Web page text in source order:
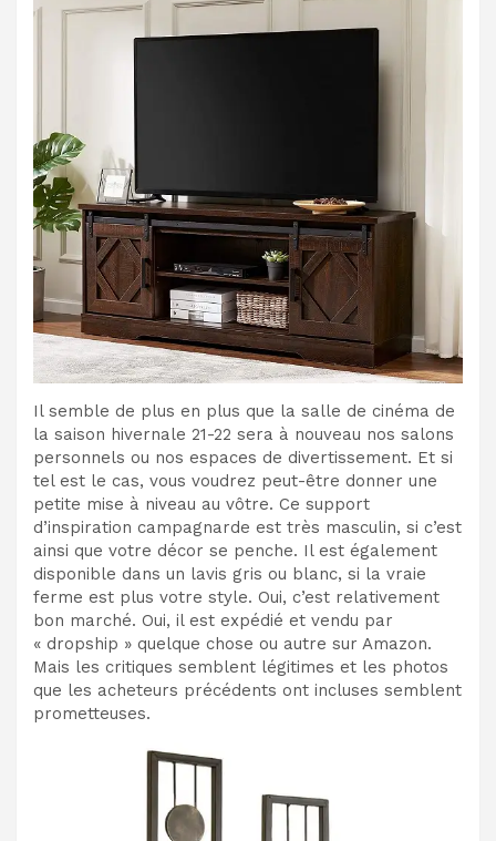
Il semble de plus en plus que la salle de cinéma de
la saison hivernale 21-22 sera à nouveau nos salons
personnels ou nos espaces de divertissement. Et si
tel est le cas, vous voudrez peut-être donner une
petite mise à niveau au vôtre. Ce support
d’inspiration campagnarde est très masculin, si c’est
ainsi que votre décor se penche. Il est également
disponible dans un lavis gris ou blanc, si la vraie
ferme est plus votre style. Oui, c’est relativement
bon marché. Oui, il est expédié et vendu par
« dropship » quelque chose ou autre sur Amazon.
Mais les critiques semblent légitimes et les photos
que les acheteurs précédents ont incluses semblent
prometteuses.